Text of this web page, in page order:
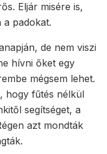
Eljár misére is,
a padokat.
de nem viszi
hívni őket egy
mégsem lehet.
hogy fűtés nélkül
segítséget, a
azt mondták